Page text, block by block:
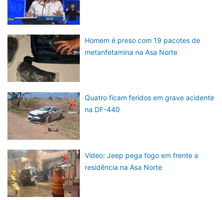
Homem é preso com 19 pacotes de
metanfetamina na Asa Norte
Quatro ficam feridos em grave acidente
na DF-440
Vídeo: Jeep pega fogo em frente a
residência na Asa Norte